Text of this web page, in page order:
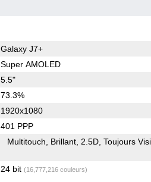
Galaxy J7+
Super AMOLED
5.5"
73.3%
1920x1080
401 PPP
Multitouch Brillant 2.5D Toujours
24 bit (16,777,216 couleurs)